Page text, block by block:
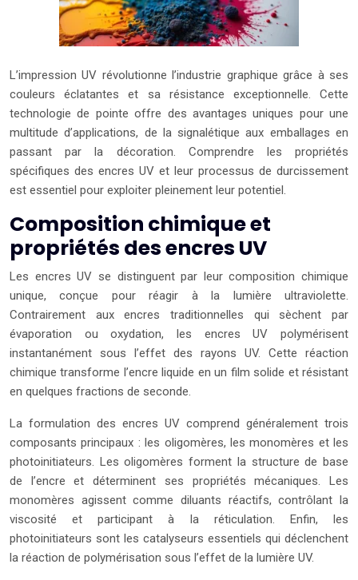
L’impression UV révolutionne l’industrie graphique grâce à ses
couleurs éclatantes et sa résistance exceptionnelle. Cette
technologie de pointe offre des avantages uniques pour une
multitude d’applications, de la signalétique aux emballages en
passant par la décoration. Comprendre les propriétés
spécifiques des encres UV et leur processus de durcissement
est essentiel pour exploiter pleinement leur potentiel.
Composition chimique et
propriétés des encres UV
Les encres UV se distinguent par leur composition chimique
unique, conçue pour réagir à la lumière ultraviolette.
Contrairement aux encres traditionnelles qui sèchent par
évaporation ou oxydation, les encres UV polymérisent
instantanément sous l’effet des rayons UV. Cette réaction
chimique transforme l’encre liquide en un film solide et résistant
en quelques fractions de seconde.
La formulation des encres UV comprend généralement trois
composants principaux : les oligomères, les monomères et les
photoinitiateurs. Les oligomères forment la structure de base
de l’encre et déterminent ses propriétés mécaniques. Les
monomères agissent comme diluants réactifs, contrôlant la
viscosité et participant à la réticulation. Enfin, les
photoinitiateurs sont les catalyseurs essentiels qui déclenchent
la réaction de polymérisation sous l’effet de la lumière UV.